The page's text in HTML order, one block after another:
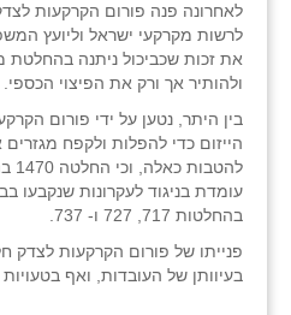
לאחרונה פנה פורום הקרקעות
לרשות מקרקעי ישראל וליועץ
ולהותיר אך ורק את הפיצוי הכספי.
בין היתר, נטען על ידי פורום
הייזום כדי להפלות ולקפח
עומדת בניגוד לעקרונות שנקבעו
בהחלטות 717, 727 ו- 737.
פנייתו של פורום הקרקעות לצדק
בעיוותן של העובדות, ואף
בני ציון
בצרה
בקעות
ֿגבעת שפירא
גן הדרום
גן השומרון